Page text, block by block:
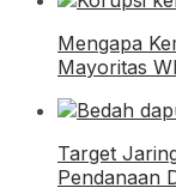
Mengapa
Mayoritas
Target
Pendanaan